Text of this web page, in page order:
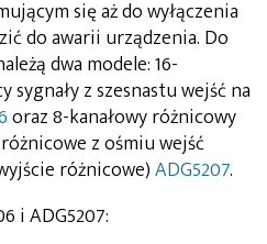
się aż do wyłączenia
do awarii urządzenia. Do
dwa modele: 16-
sygnały z szesnastu wejść na
oraz 8-kanałowy różnicowy
z ośmiu wejść
różnicowe)ADG5207.
i ADG5207: